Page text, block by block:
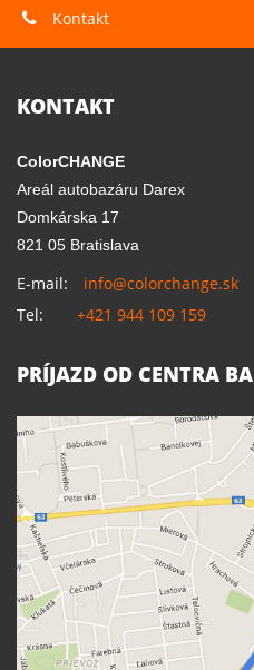
Kontakt
KONTAKT
ColorCHANGE
Areál autobazáru Darex
Domkárska 17
821 05 Bratislava
E-mail:
info@colorchange.sk
Tel:
+421 944 109 159
PRÍJAZD OD CENTRA BA